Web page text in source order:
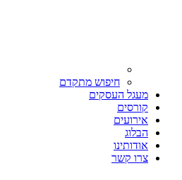
חיפוש מתקדם
מעגל העסקים
קורסים
אירועים
הבלוג
אודותינו
צרו קשר